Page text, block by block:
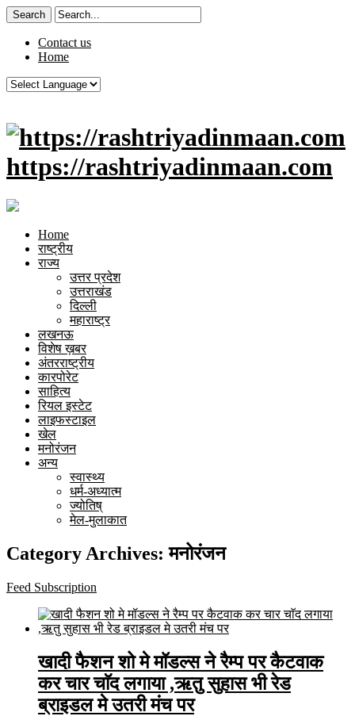
Contact us
Home
https://rashtriyadinmaan.com
Home
राष्ट्रीय
राज्य
उत्तर प्रदेश
उत्तराखंड
दिल्ली
महाराष्ट्र
लखनऊ
विशेष ख़बर
अंतरराष्ट्रीय
कारपोरेट
साहित्य
रियल इस्टेट
लाइफस्टाइल
खेल
मनोरंजन
अन्य
स्वास्थ्य
धर्म-अध्यात्म
ज्योतिष्
मेल-मुलाकात
Category Archives:मनोरंजन
Feed Subscription
खादी फैशन शो मे मॉडल्स ने रैम्प पर कैटवाक
कर चार चाॅद लगाया ,ऋतु सुहास भी रेड
ब्राइडल मे उतरी मंच पर